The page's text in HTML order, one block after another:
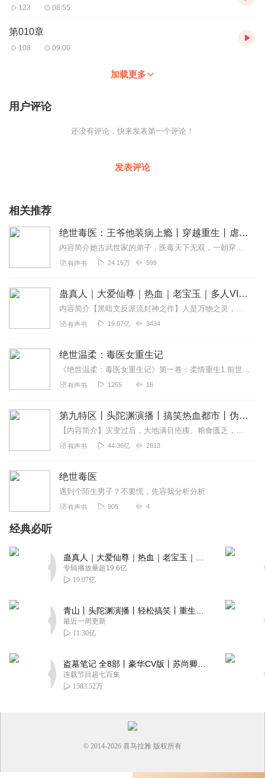
123 08:55
第010章
108 09:00
加载更多
用户评论
还没有评论，快来发表第一个评论！
发表评论
相关推荐
绝世毒医：王爷他装病上瘾丨穿越重生丨虐渣甜宠
内容简介她古武世家的弟子，医毒天下无双，一朝穿越，却沦落成任人欺负的软包子，且看她脱胎换骨，凤啸九天。他是背负着血海深仇的战神王爷，亦是令天下人闻风丧胆的鬼王...
有声书 24.15万 599
蛊真人｜大爱仙尊｜热血｜老宝玉｜多人VIP免费有声剧
内容简介【黑暗文反派流封神之作】人是万物之灵，蛊是天地真精。一个穿越者不断重生的故事。一个养蛊、炼蛊、用蛊的奇特世界。配音组（男角色）老宝玉旁白...
有声书 19.07亿 3434
绝世温柔：毒医女重生记
《绝世温柔：毒医女重生记》第一卷：柔情重生1.前世之殇：女主沈清音，天性善良，医术高超，却因一场阴谋身陷囹圄，惨遭毒手。2.意外重生：一缕幽魂穿越时空，回到...
有声书 1255 16
第九特区丨头陀渊演播丨搞笑热血都市丨伪戒丨VIP免费多人有声剧
【内容简介】灾变过后，大地满目疮痍。粮食匮乏，资源紧俏，局势混乱……一位从待规划区杀出来的青年，背对着漫天黄沙，孤身来到九区谋生，却不曾想偶然结识三五好友，一念...
有声书 44.36亿 2813
绝世毒医
遇到个陌生男子？不要慌，先容我分析分析
有声书 905 4
经典必听
专辑播放量超19.6亿
19.07亿
最近一周更新
11.30亿
连载节目超七百集
1583.52万
© 2014-2026 喜马拉雅 版权所有